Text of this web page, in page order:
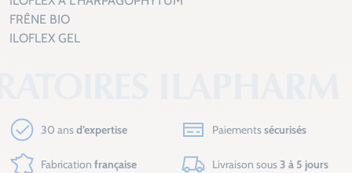
FRÊNE BIO
ILOFLEX GEL
30 ansd’expertise Paiementssécurisés
Fabrication française Livraison sous3 à 5 jours